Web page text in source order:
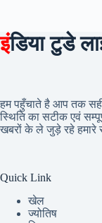
इंडिया टुडे
हम पहुँचाते है आप तक
स्थिति का सटीक एवं
खबरों के ले जुड़े रहे
Quick Link
खेल
ज्योतिष